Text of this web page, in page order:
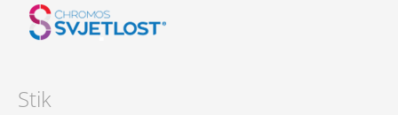
Stik